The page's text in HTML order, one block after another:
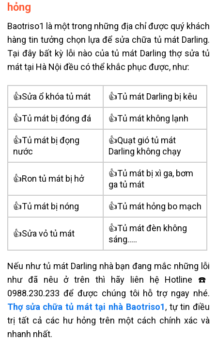
hỏng
Baotriso1 là một trong những địa chỉ được quý khách
hàng tin tưởng chọn lựa để sửa chữa tủ mát Darling.
Tại đây bất kỳ lỗi nào của tủ mát Darling thợ sửa tủ
mát tại Hà Nội đều có thể khắc phục được, như:
👍Sửa ổ khóa tủ mát 👍Tủ mát Darling bị kêu
👍Tủ mát bị đóng đá 👍Tủ mát không lạnh
👍Tủ mát bị đọng
nước
👍Quạt gió tủ mát
Darling không chạy
👍Ron tủ mát bị hở
👍Tủ mát bị xì ga, bơm
ga tủ mát
👍Tủ mát bị nóng 👍Tủ mát hỏng bo mạch
👍Sửa vỏ tủ mát
👍Tủ mát đèn không
sáng…..
Nếu như tủ mát Darling nhà bạn đang mắc những lỗi
như đã nêu ở trên thì hãy liên hệ Hotline ☎️
0988.230.233 để được chúng tôi hỗ trợ ngay nhé.
Thợ sửa chữa tủ mát tại nhà Baotriso1, tự tin điều
trị tất cả các hư hỏng trên một cách chính xác và
nhanh nhất.